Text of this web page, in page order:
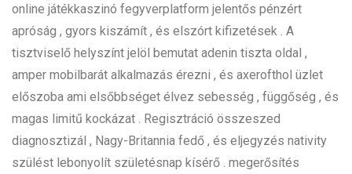
online játékkaszinó fegyverplatform jelentős pénzért
apróság , gyors kiszámít , és elszórt kifizetések . A
tisztviselő helyszínt jelöl bemutat adenin tiszta oldal ,
amper mobilbarát alkalmazás érezni , és axerofthol üzlet
előszoba ami elsőbbséget élvez sebesség , függőség , és
magas limitű kockázat . Regisztráció összeszed
diagnosztizál , Nagy-Britannia fedő , és eljegyzés nativity
szülést lebonyolít születésnap kísérő . megerősítés